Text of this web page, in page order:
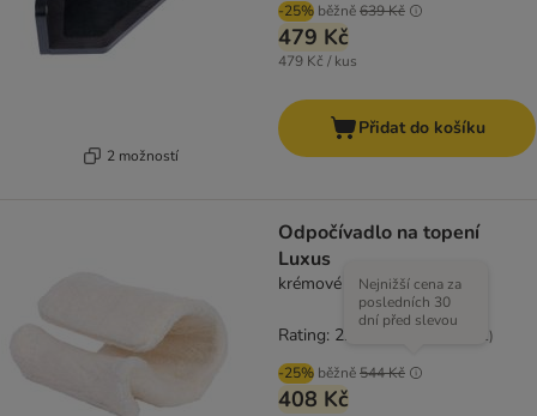
2 možností
-25% běžně639 Kč
479 Kč
479 Kč / kus
Přidat do košíku
Odpočívadlo na topení
Luxus
krémové
-25% běžně544 Kč
Nejnižší cena za
posledních 30
dní před slevou
408 Kč
Rating: 2.1/5 11)